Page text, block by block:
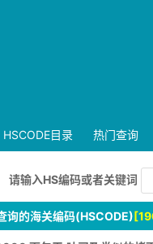
HSCODE目录 热门查询
请输入HS编码或者关键词
询的海关编码(HSCODE)